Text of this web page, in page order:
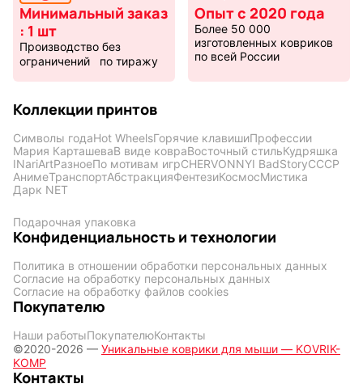
Минимальный заказ
: 1 шт
Производство без
ограничений по тиражу
Опыт с 2020 года
Более 50 000
изготовленных ковриков
по всей России
Коллекции принтов
Символы годаHot WheelsГорячие клавишиПрофессии
Мария КарташеваВ виде ковраВосточный стильКудряшка
INariArtРазноеПо мотивам игрCHERVONNYI BadStoryСССР
АнимеТранспортАбстракцияФентезиКосмосМистика
Дарк NET
Подарочная упаковка
Конфиденциальность и технологии
Политика в отношении обработки персональных данных
Согласие на обработку персональных данных
Согласие на обработку файлов cookies
Покупателю
Наши работыПокупателюКонтакты
©2020-2026 — Уникальные коврики для мыши — KOVRIK-
KOMP
Контакты